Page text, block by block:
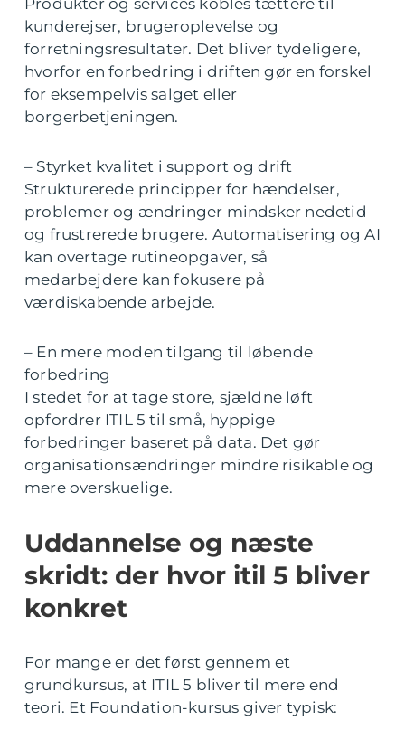
Produkter og services kobles tættere til
kunderejser, brugeroplevelse og
forretningsresultater. Det bliver tydeligere,
hvorfor en forbedring i driften gør en forskel
for eksempelvis salget eller
borgerbetjeningen.
– Styrket kvalitet i support og drift
Strukturerede principper for hændelser,
problemer og ændringer mindsker nedetid
og frustrerede brugere. Automatisering og AI
kan overtage rutineopgaver, så
medarbejdere kan fokusere på
værdiskabende arbejde.
– En mere moden tilgang til løbende
forbedring
I stedet for at tage store, sjældne løft
opfordrer ITIL 5 til små, hyppige
forbedringer baseret på data. Det gør
organisationsændringer mindre risikable og
mere overskuelige.
Uddannelse og næste
skridt: der hvor itil 5 bliver
konkret
For mange er det først gennem et
grundkursus, at ITIL 5 bliver til mere end
teori. Et Foundation-kursus giver typisk: